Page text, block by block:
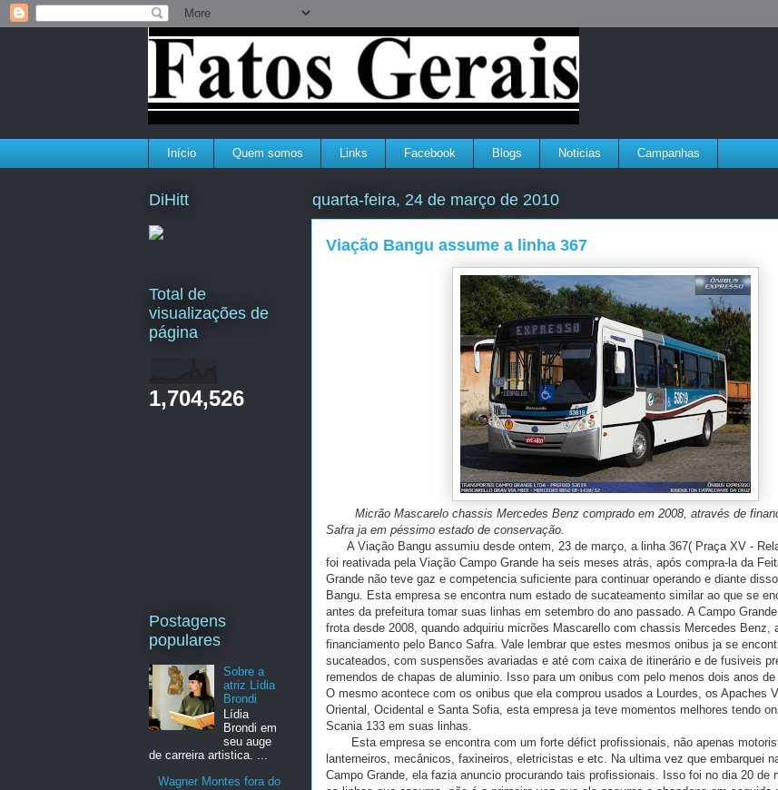
Início Quem somos Links Facebook Blogs Noticias Campanhas
quarta-feira, 24 de março de 2010
Viação Bangu assume a linha 367
Micrão Mascarelo chassis Mercedes Benz comprado em 2008, através de
Safra ja em péssimo estado de conservação.
A Viação Bangu assumiu desde ontem, 23 de março, a linha 367( Praça XV -
foi reativada pela Viação Campo Grande ha seis meses atrás, após compra-la da
Grande não teve gaz e competencia suficiente para continuar operando e diante
Bangu. Esta empresa se encontra num estado de sucateamento similar ao que se
antes da prefeitura tomar suas linhas em setembro do ano passado. A Campo
frota desde 2008, quando adquiriu micrões Mascarello com chassis Mercedes Benz,
financiamento pelo Banco Safra. Vale lembrar que estes mesmos onibus ja se
sucateados, com suspensões avariadas e até com caixa de itinerário e de fusiveis
remendos de chapas de aluminio. Isso para um onibus com pelo menos dois anos de
O mesmo acontece com os onibus que ela comprou usados a Lourdes, os Apaches
Oriental, Ocidental e Santa Sofia, esta empresa ja teve momentos melhores tendo
Scania 133 em suas linhas.
Esta empresa se encontra com um forte défict profissionais, não apenas
lanterneiros, mecânicos, faxineiros, eletricistas e etc. Na ultima vez que embarquei
Campo Grande, ela fazia anuncio procurando tais profissionais. Isso foi no dia 20 de
DiHitt
Total de
visualizações de
página
1,704,526
Postagens
populares
Sobre a
atriz Lídia
Brondi
Lídia
Brondi em
seu auge
de carreira artistica. ...
Wagner Montes fora do